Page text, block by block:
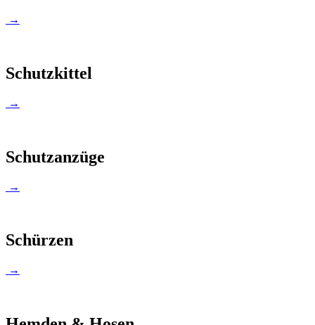
→
Schutzkittel
→
Schutzanzüge
→
Schürzen
→